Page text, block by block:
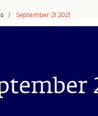
/ September 21 2021